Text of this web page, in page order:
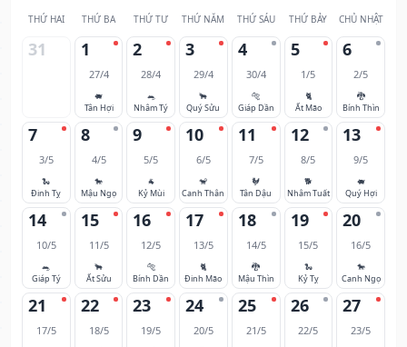
THỨ HAI THỨ BA THỨ TƯ THỨ NĂM THỨ SÁU THỨ BẢY CHỦ NHẬT
31 1
27/4
🐖
Tân Hợi
2
28/4
🐀
Nhâm Tý
3
29/4
🐂
Quý Sửu
4
30/4
🐅
Giáp Dần
5
1/5
🐈
Ất Mão
6
2/5
🐉
Bính Thìn
7
3/5
🐍
Đinh Tỵ
8
4/5
🐎
Mậu Ngọ
9
5/5
🐐
Kỷ Mùi
10
6/5
🐒
Canh Thân
11
7/5
🐓
Tân Dậu
12
8/5
🐕
Nhâm Tuất
13
9/5
🐖
Quý Hợi
14
10/5
🐀
Giáp Tý
15
11/5
🐂
Ất Sửu
16
12/5
🐅
Bính Dần
17
13/5
🐈
Đinh Mão
18
14/5
🐉
Mậu Thìn
19
15/5
🐍
Kỷ Tỵ
20
16/5
🐎
Canh Ngọ
21
17/5
22
18/5
23
19/5
24
20/5
25
21/5
26
22/5
27
23/5